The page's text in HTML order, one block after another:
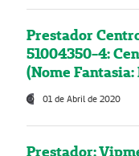
Prestador
51004350-4:
(Nome
01 de Abril de 2020
Prestador: